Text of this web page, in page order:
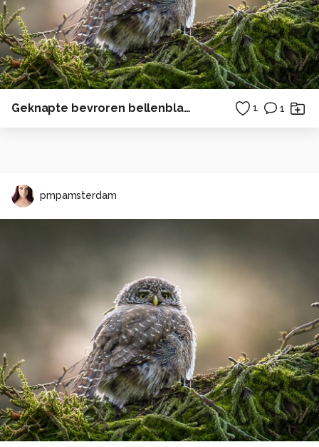
Geknapte bevroren bellenblaas bel 1 1
pmpamsterdam